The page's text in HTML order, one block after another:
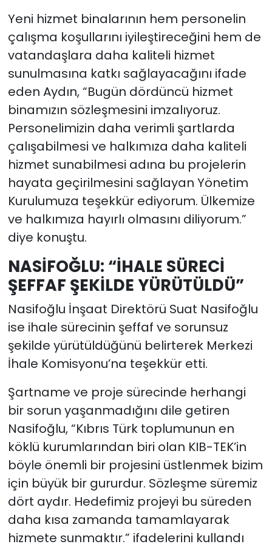
Yeni hizmet binalarının hem personelin
çalışma koşullarını iyileştireceğini hem de
vatandaşlara daha kaliteli hizmet
sunulmasına katkı sağlayacağını ifade
eden Aydın, “Bugün dördüncü hizmet
binamızın sözleşmesini imzalıyoruz.
Personelimizin daha verimli şartlarda
çalışabilmesi ve halkımıza daha kaliteli
hizmet sunabilmesi adına bu projelerin
hayata geçirilmesini sağlayan Yönetim
Kurulumuza teşekkür ediyorum. Ülkemize
ve halkımıza hayırlı olmasını diliyorum.”
diye konuştu.
NASİFOĞLU: “İHALE SÜRECİ
ŞEFFAF ŞEKİLDE YÜRÜTÜLDÜ”
Nasifoğlu İnşaat Direktörü Suat Nasifoğlu
ise ihale sürecinin şeffaf ve sorunsuz
şekilde yürütüldüğünü belirterek Merkezi
İhale Komisyonu’na teşekkür etti.
Şartname ve proje sürecinde herhangi
bir sorun yaşanmadığını dile getiren
Nasifoğlu, “Kıbrıs Türk toplumunun en
köklü kurumlarından biri olan KIB-TEK’in
böyle önemli bir projesini üstlenmek bizim
için büyük bir gururdur. Sözleşme süremiz
dört aydır. Hedefimiz projeyi bu süreden
daha kısa zamanda tamamlayarak
hizmete sunmaktır.” ifadelerini kullandı